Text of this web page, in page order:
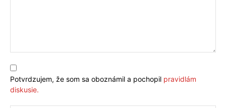
Potvrdzujem, že som sa oboznámil a pochopil pravidlám
diskusie.